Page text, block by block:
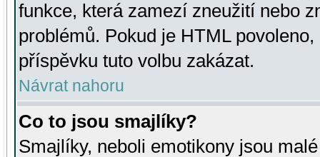
funkce, která zamezí zneužití nebo
problémů. Pokud je HTML
příspěvku tuto volbu zakázat.
Návrat nahoru
Co to jsou smajlíky?
Smajlíky, neboli emotikony jsou